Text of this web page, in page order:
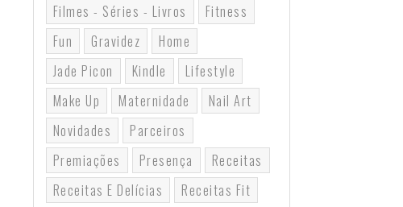
Filmes - Séries - Livros
Fitness
Fun
Gravidez
Home
Jade Picon
Kindle
Lifestyle
Make Up
Maternidade
Nail Art
Novidades
Parceiros
Premiações
Presença
Receitas
Receitas E Delícias
Receitas Fit